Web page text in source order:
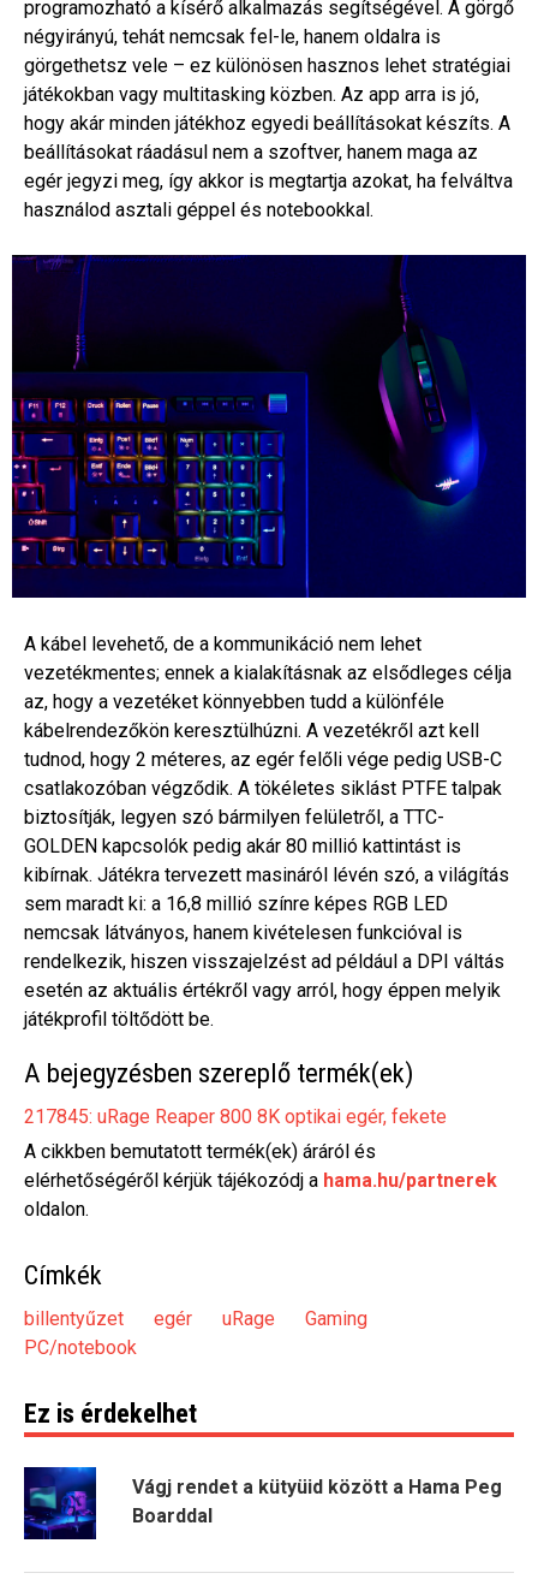
programozható a kísérő alkalmazás segítségével. A görgő
négyirányú, tehát nemcsak fel-le, hanem oldalra is
görgethetsz vele – ez különösen hasznos lehet stratégiai
játékokban vagy multitasking közben. Az app arra is jó,
hogy akár minden játékhoz egyedi beállításokat készíts. A
beállításokat ráadásul nem a szoftver, hanem maga az
egér jegyzi meg, így akkor is megtartja azokat, ha felváltva
használod asztali géppel és notebookkal.
A kábel levehető, de a kommunikáció nem lehet
vezetékmentes; ennek a kialakításnak az elsődleges célja
az, hogy a vezetéket könnyebben tudd a különféle
kábelrendezőkön keresztülhúzni. A vezetékről azt kell
tudnod, hogy 2 méteres, az egér felőli vége pedig USB-C
csatlakozóban végződik. A tökéletes siklást PTFE talpak
biztosítják, legyen szó bármilyen felületről, a TTC-
GOLDEN kapcsolók pedig akár 80 millió kattintást is
kibírnak. Játékra tervezett masináról lévén szó, a világítás
sem maradt ki: a 16,8 millió színre képes RGB LED
nemcsak látványos, hanem kivételesen funkcióval is
rendelkezik, hiszen visszajelzést ad például a DPI váltás
esetén az aktuális értékről vagy arról, hogy éppen melyik
játékprofil töltődött be.
A bejegyzésben szereplő termék(ek)
217845: uRage Reaper 800 8K optikai egér, fekete
A cikkben bemutatott termék(ek) áráról és
elérhetőségéről kérjük tájékozódj a hama.hu/partnerek
oldalon.
Címkék
billentyűzet egér uRage
Gaming
PC/notebook
Ez is érdekelhet
Vágj rendet a kütyüid között a Hama Peg
Boarddal